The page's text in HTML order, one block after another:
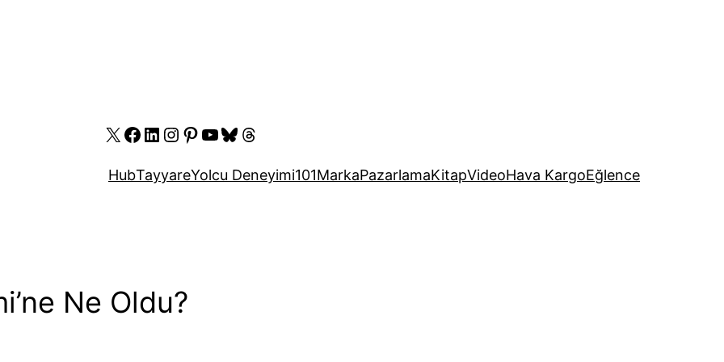
X Facebook
LinkedIn
Instagram
Pinterest
YouTube
Bluesky
Threads
HubTayyareYolcu Deneyimi101MarkaPazarlamaKitapVideoHava KargoEğlence
Ne Oldu?